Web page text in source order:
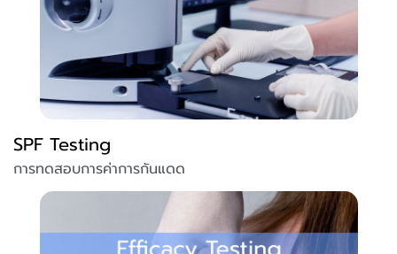
SPF Testing
การทดสอบการค่าการกันแดด